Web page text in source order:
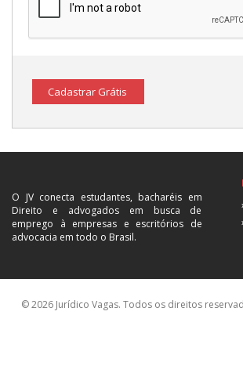
Cadastrar Grátis
O JV conecta estudantes, bacharéis em
Direito e advogados em busca de
emprego à empresas e escritórios de
advocacia em todo o Brasil.
© 2026 Jurídico Vagas. Todos os direitos